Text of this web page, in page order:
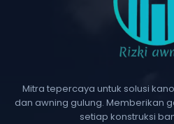
Mitra tepercaya untuk solusi
dan awning gulung. Memberikan
setiap konstruksi